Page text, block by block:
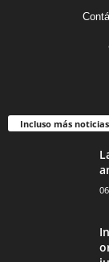
Incluso más noticias